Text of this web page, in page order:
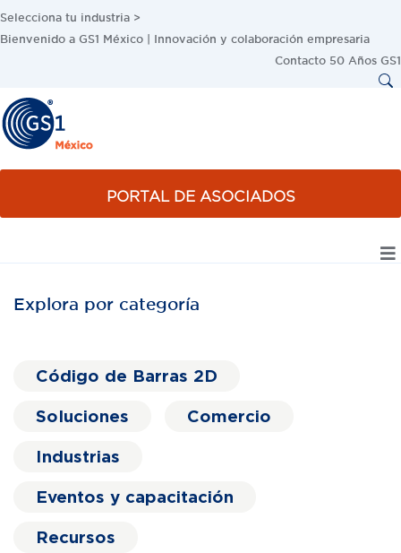
Selecciona tu industria >
Bienvenido a GS1 México | Innovación y colaboración empresaria
Contacto 50 Años GS1
PORTAL DE ASOCIADOS
Explora por categoría
Código de Barras 2D
Soluciones Comercio
Industrias
Eventos y capacitación
Recursos